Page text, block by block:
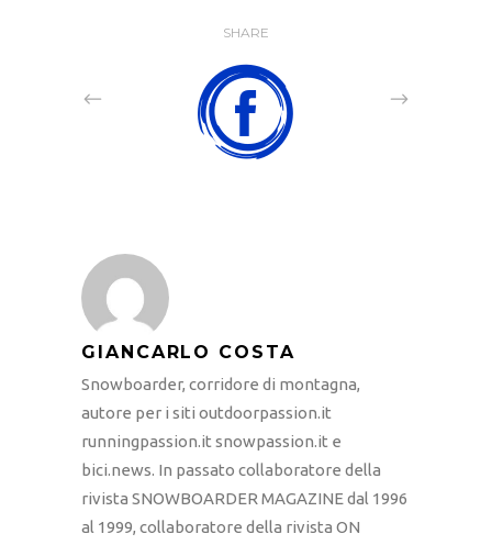
SHARE
GIANCARLO COSTA
Snowboarder, corridore di montagna,
autore per i siti outdoorpassion.it
runningpassion.it snowpassion.it e
bici.news. In passato collaboratore della
rivista SNOWBOARDER MAGAZINE dal 1996
al 1999, collaboratore della rivista ON